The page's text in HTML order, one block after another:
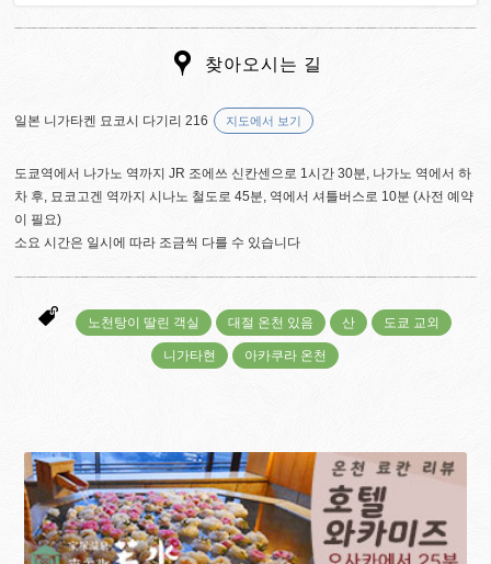
찾아오시는 길
일본 니가타켄 묘코시 다기리 216 지도에서 보기
도쿄역에서 나가노 역까지 JR 조에쓰 신칸센으로 1시간 30분, 나가노 역에서 하
차 후, 묘코고겐 역까지 시나노 철도로 45분, 역에서 셔틀버스로 10분 (사전 예약
이 필요)
소요 시간은 일시에 따라 조금씩 다를 수 있습니다
노천탕이 딸린 객실 대절 온천 있음 산 도쿄 교외
니가타현 아카쿠라 온천